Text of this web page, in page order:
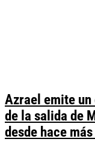
Azrael emite
de la salida de
desde hace